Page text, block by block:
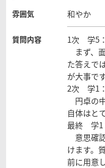
雰囲気 和やか
質問内容
1次 学5
まず、
た答えで
が大事です
2次 学1
円卓の
自体はと
最終 学1
意思確
けます。
前に用意